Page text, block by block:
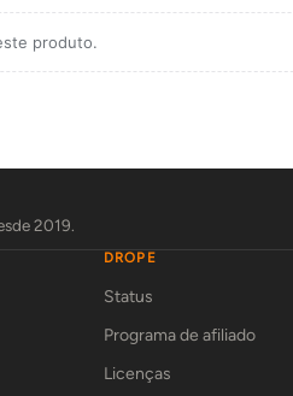
produto.
2019.
DROPE
Status
Programa de afiliado
Licenças